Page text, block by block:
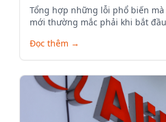
Tổng hợp những lỗi phổ biến
mới thường mắc phải khi bắt
Đọc thêm →